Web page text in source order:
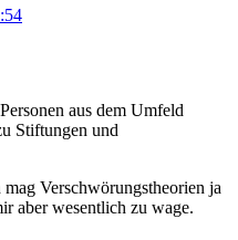
aus dem Umfeld
Stiftungen und
Verschwörungstheorien ja
aber wesentlich zu wage.